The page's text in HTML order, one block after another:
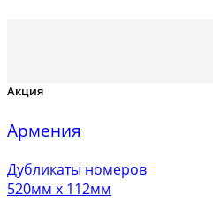
Акция
Армения
Дубликаты номеров
520мм х 112мм